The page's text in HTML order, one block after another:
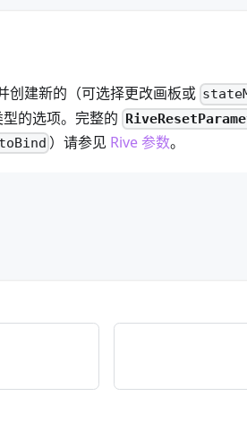
创建新的（可选择更改画板或
型的选项。完整的
）请参见 Rive 参数。